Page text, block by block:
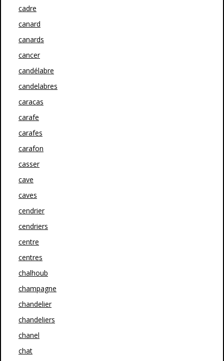
cadre
canard
canards
cancer
candélabre
candelabres
caracas
carafe
carafes
carafon
casser
cave
caves
cendrier
cendriers
centre
centres
chalhoub
champagne
chandelier
chandeliers
chanel
chat